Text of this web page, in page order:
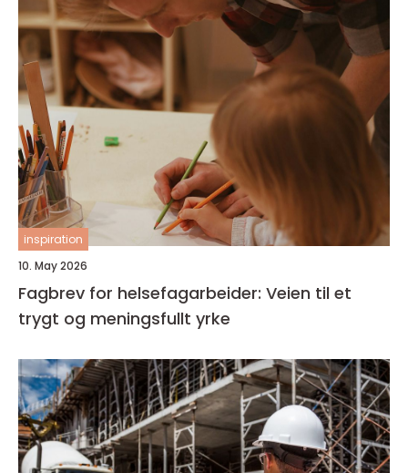
inspiration
10. May 2026
Fagbrev for helsefagarbeider: Veien til et
trygt og meningsfullt yrke